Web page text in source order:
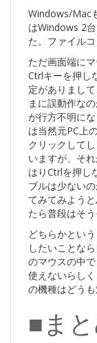
Windows/Mac
はWindows 2
た。ファイル
ただ画面端に
Ctrlキーを押し
定がありまし
まに誤動作な
が行方不明に
は当然元PC上
クリックして
いますが、そ
はりCtrlを押し
ブルは少ない
てみてみよう
たら普段はそ
どちらかとい
したいことな
のマウスの中
使えないらし
の機種はどうも
■ま